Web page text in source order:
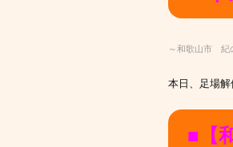
～和歌山市
本日、足場
■【